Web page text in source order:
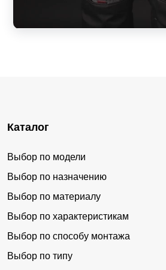
Каталог
Выбор по модели
Выбор по назначению
Выбор по материалу
Выбор по характеристикам
Выбор по способу монтажа
Выбор по типу